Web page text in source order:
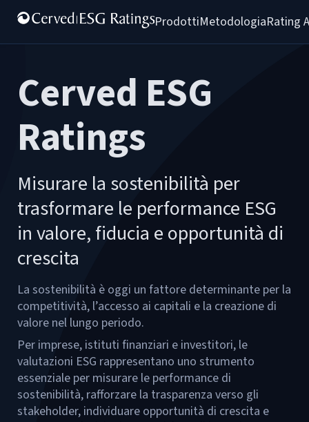
ProdottiMetodologiaRating
Cerved ESG
Ratings
Misurare la sostenibilità per
trasformare le performance ESG
in valore, fiducia e opportunità di
crescita
La sostenibilità è oggi un fattore determinante per la
competitività, l’accesso ai capitali e la creazione di
valore nel lungo periodo.
Per imprese, istituti finanziari e investitori, le
valutazioni ESG rappresentano uno strumento
essenziale per misurare le performance di
sostenibilità, rafforzare la trasparenza verso gli
stakeholder, individuare opportunità di crescita e